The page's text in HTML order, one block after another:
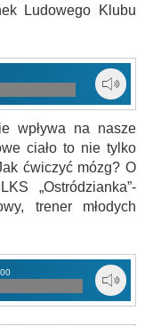
Ludowego Klubu
wpływa na nasze
ciało to nie tylko
ćwiczyć mózg? O
„Ostródzianka”-
trener młodych